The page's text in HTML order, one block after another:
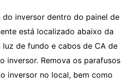
do inversor dentro do painel de
está localizado abaixo da
luz de fundo e cabos de CA de
inversor. Remova os parafusos
inversor no local, bem como